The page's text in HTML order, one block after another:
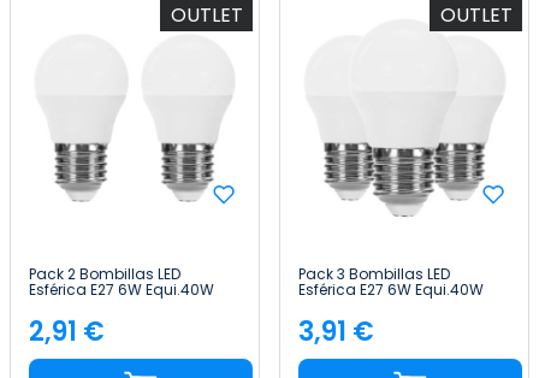
OUTLET
Pack 2 Bombillas LED
Esférica E27 6W Equi.40W
Precio
2,91 €
OUTLET
Pack 3 Bombillas LED
Esférica E27 6W Equi.40W
Precio
3,91 €